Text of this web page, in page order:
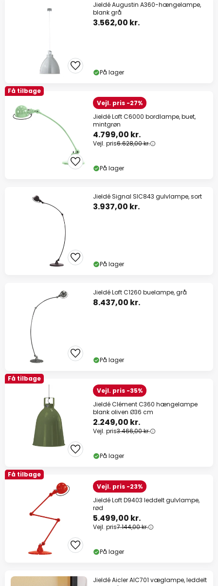
Jieldé Augustin A360-hængelampe,
blank grå
3.562,00 kr.
På lager
Få tilbage
Vejl. pris -27%
Jieldé Loft C6000 bordlampe, buet,
mintgrøn
4.799,00 kr.
Vejl. pris6.628,00 kr.
På lager
Jieldé Signal SIC843 gulvlampe, sort
3.937,00 kr.
På lager
Jieldé Loft C1260 buelampe, grå
8.437,00 kr.
På lager
Få tilbage
Vejl. pris -35%
Jieldé Clément C360 hængelampe
blank oliven Ø36 cm
2.249,00 kr.
Vejl. pris3.466,00 kr.
På lager
Få tilbage
Vejl. pris -23%
Jieldé Loft D9403 leddelt gulvlampe,
rød
5.499,00 kr.
Vejl. pris7.144,00 kr.
På lager
Jieldé Aicler AIC701 væglampe, leddelt